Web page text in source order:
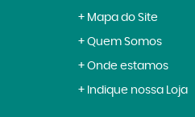
Mapa do Site
Quem Somos
Onde estamos
Indique nossa Loja